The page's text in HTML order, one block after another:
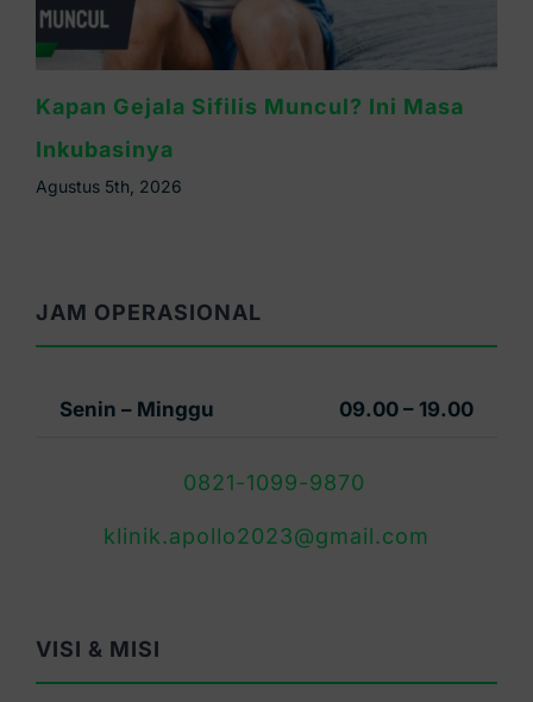
Waspada Sifilis Bintik Merah di Telapak
Tangan, Ini Cirinya
Agustus 4th, 2026
JAM OPERASIONAL
Senin – Minggu 09.00 – 19.00
0821-1099-9870
klinik.apollo2023@gmail.com
VISI & MISI